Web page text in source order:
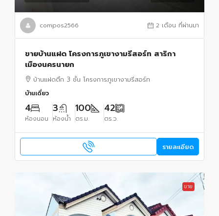
compos2566 2 เดือน ที่ผ่านมา
ขายบ้านแฝด โครงการภูเขางามรีสอร์ท สาริกา
เมืองนครนายก
บ้านแฝดตึก 3 ชั้น โครงการภูเขางามรีสอร์ท
บ้านเดี่ยว
4
ห้องนอน
3
ห้องน้ำ
100
ตร.ม.
42
ตร.ว.
รายละเอียด
ขาย